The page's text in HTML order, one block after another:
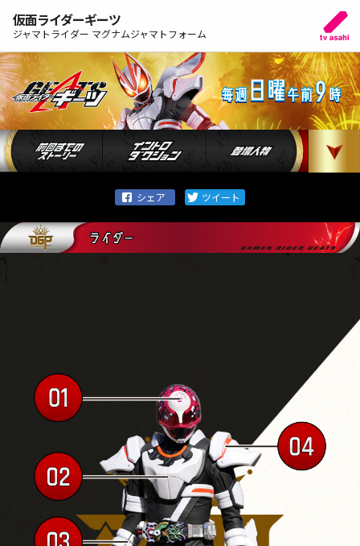
仮面ライダーギーツ
ジャマトライダー マグナムジャマトフォーム